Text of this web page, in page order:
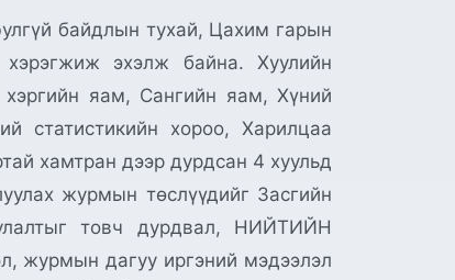
байдлын тухай, Цахим гарын
эхэлж байна. Хуулийн
яам, Сангийн яам, Хүний
статистикийн хороо, Харилцаа
хамтран дээр дурдсан 4 хуульд
журмын төслүүдийг Засгийн
товч дурдвал, НИЙТИЙН
дагуу иргэний мэдээлэл